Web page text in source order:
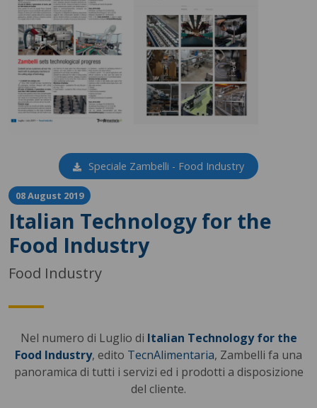
Speciale Zambelli - Food Industry
08 August 2019
Italian Technology for the
Food Industry
Food Industry
Nel numero di Luglio di Italian Technology for the
Food Industry, edito TecnAlimentaria, Zambelli fa una
panoramica di tutti i servizi ed i prodotti a disposizione
del cliente.